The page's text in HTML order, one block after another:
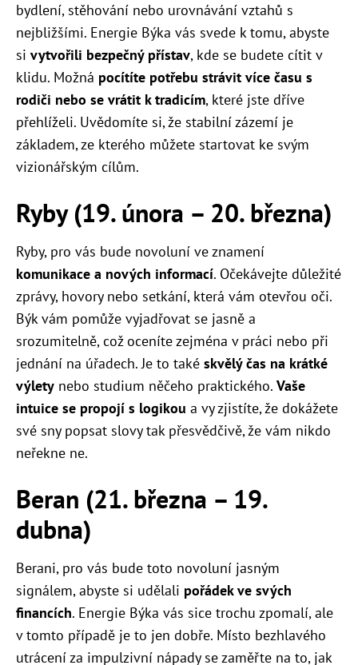
bydlení, stěhování nebo urovnávání vztahů s
nejbližšími. Energie Býka vás svede k tomu, abyste
si vytvořili bezpečný přístav, kde se budete cítit v
klidu. Možná pocítíte potřebu strávit více času s
rodiči nebo se vrátit k tradicím, které jste dříve
přehlíželi. Uvědomíte si, že stabilní zázemí je
základem, ze kterého můžete startovat ke svým
vizionářským cílům.
Ryby (19. února – 20. března)
Ryby, pro vás bude novoluní ve znamení
komunikace a nových informací. Očekávejte důležité
zprávy, hovory nebo setkání, která vám otevřou oči.
Býk vám pomůže vyjadřovat se jasně a
srozumitelně, což oceníte zejména v práci nebo při
jednání na úřadech. Je to také skvělý čas na krátké
výlety nebo studium něčeho praktického. Vaše
intuice se propojí s logikou a vy zjistíte, že dokážete
své sny popsat slovy tak přesvědčivě, že vám nikdo
neřekne ne.
Beran (21. března – 19.
dubna)
Berani, pro vás bude toto novoluní jasným
signálem, abyste si udělali pořádek ve svých
financích. Energie Býka vás sice trochu zpomalí, ale
v tomto případě je to jen dobře. Místo bezhlavého
utrácení za impulzivní nápady se zaměřte na to, jak